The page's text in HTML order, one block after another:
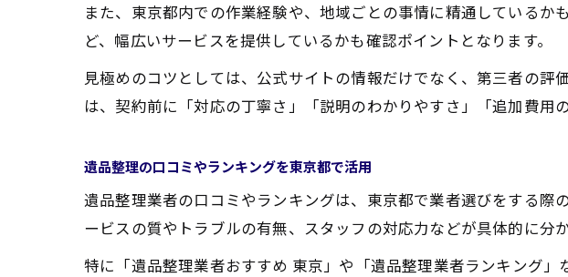
また、東京都内での作業経験や、地域ごとの事情に精通している
ど、幅広いサービスを提供しているかも確認ポイントとなります。
見極めのコツとしては、公式サイトの情報だけでなく、第三者の
は、契約前に「対応の丁寧さ」「説明のわかりやすさ」「追加費用
遺品整理の口コミやランキングを東京都で活用
遺品整理業者の口コミやランキングは、東京都で業者選びをする
ービスの質やトラブルの有無、スタッフの対応力などが具体的に分か
特に「遺品整理業者おすすめ 東京」や「遺品整理業者ランキング